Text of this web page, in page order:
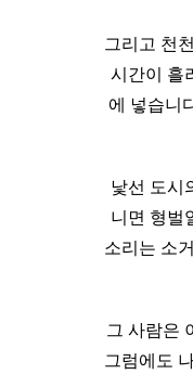
그리고 천
시간이 흘
에 넣습니
낯선 도시
니면 형벌
소리는 소
그 사람은
그럼에도